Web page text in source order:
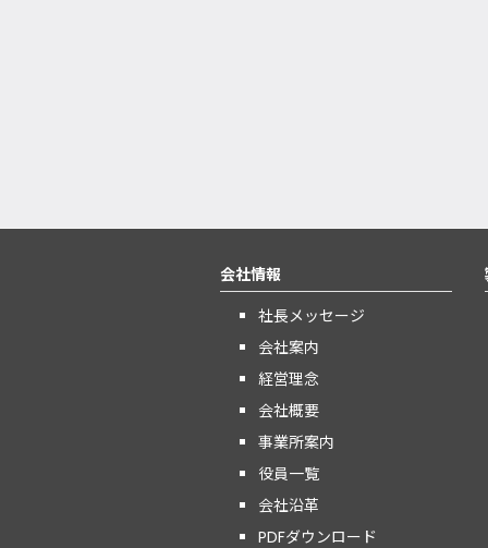
会社情報
社長メッセージ
会社案内
経営理念
会社概要
事業所案内
役員一覧
会社沿革
PDFダウンロード